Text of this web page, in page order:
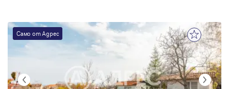
Само от Адрес